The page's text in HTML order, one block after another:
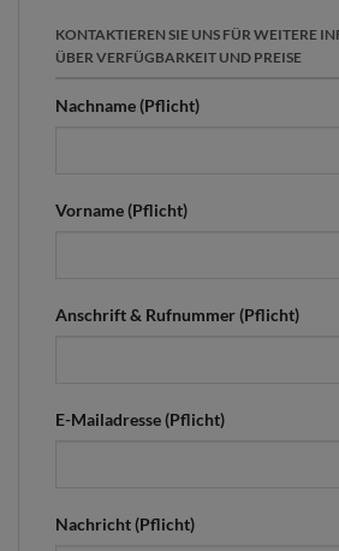
KONTAKTIEREN SIE UNS FÜR WEITERE
ÜBER VERFÜGBARKEIT UND PREISE
Nachname (Pflicht)
Vorname (Pflicht)
Anschrift & Rufnummer (Pflicht)
E-Mailadresse (Pflicht)
Nachricht (Pflicht)